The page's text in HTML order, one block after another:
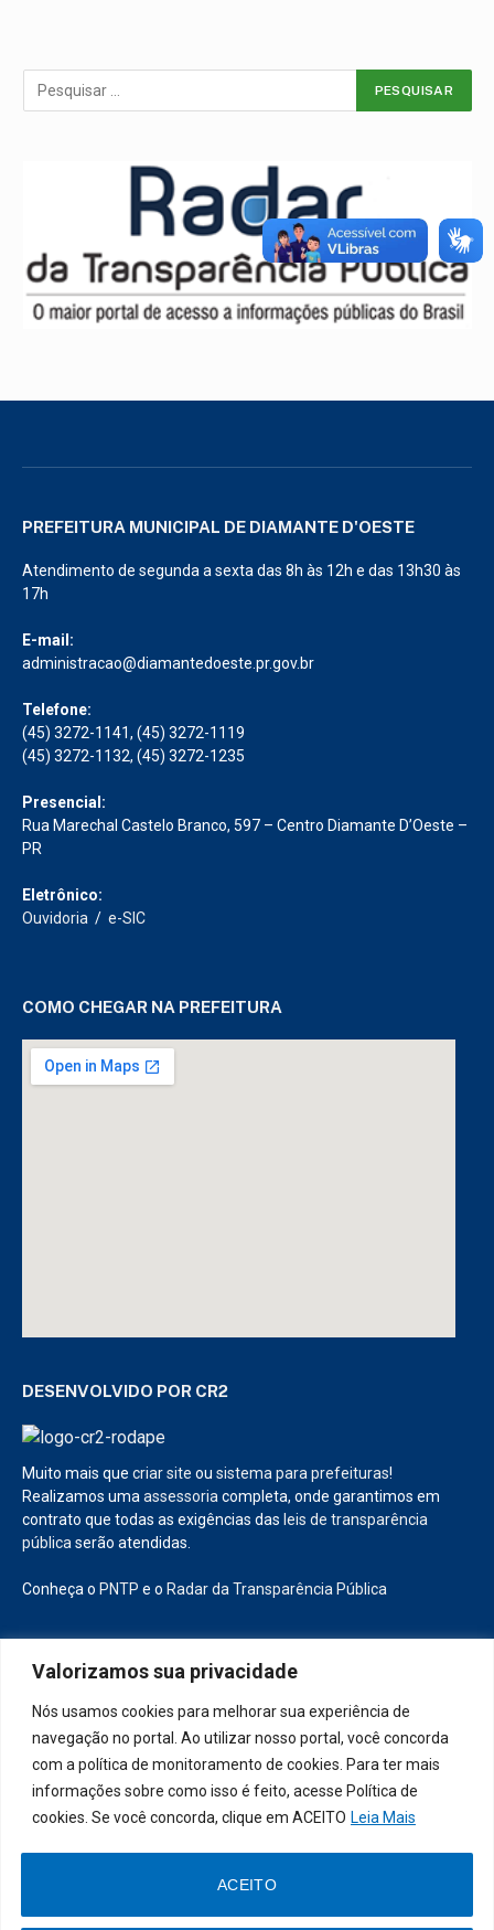
Valorizamos sua privacidade
Nós usamos cookies para melhorar sua experiência de
navegação no portal. Ao utilizar nosso portal, você concorda
com a política de monitoramento de cookies. Para ter mais
informações sobre como isso é feito, acesse Política de
cookies. Se você concorda, clique em ACEITO Leia Mais
ACEITO
PREFEITURA MUNICIPAL DE DIAMANTE D'OESTE
Atendimento de segunda a sexta das 8h às 12h e das 13h30 às
17h
E-mail:
administracao@diamantedoeste.pr.gov.br
Telefone:
(45) 3272-1141, (45) 3272-1119
(45) 3272-1132, (45) 3272-1235
Presencial:
Rua Marechal Castelo Branco, 597 – Centro Diamante D’Oeste –
PR
Eletrônico:
Ouvidoria / e-SIC
COMO CHEGAR NA PREFEITURA
DESENVOLVIDO POR CR2
Muito mais que criar site ou sistema para prefeituras!
Realizamos uma assessoria completa, onde garantimos em
contrato que todas as exigências das leis de transparência
pública serão atendidas.
Conheça o PNTP e o Radar da Transparência Pública
D’Oeste
Acessar o Webmail